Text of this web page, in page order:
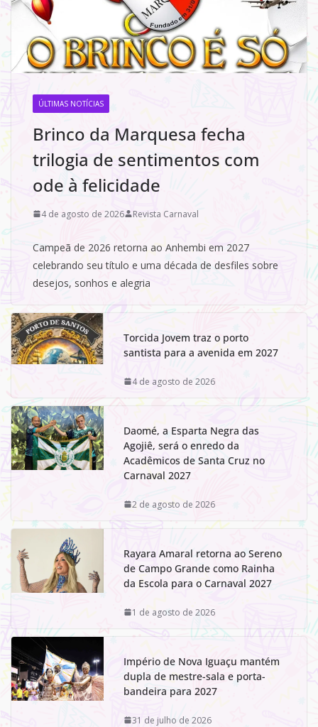
ÚLTIMAS NOTÍCIAS
Brinco da Marquesa fecha
trilogia de sentimentos com
ode à felicidade
4 de agosto de 2026 Revista Carnaval
Campeã de 2026 retorna ao Anhembi em 2027
celebrando seu título e uma década de desfiles sobre
desejos, sonhos e alegria
Torcida Jovem traz o porto
santista para a avenida em 2027
4 de agosto de 2026
Daomé, a Esparta Negra das
Agojiê, será o enredo da
Acadêmicos de Santa Cruz no
Carnaval 2027
2 de agosto de 2026
Rayara Amaral retorna ao Sereno
de Campo Grande como Rainha
da Escola para o Carnaval 2027
1 de agosto de 2026
Império de Nova Iguaçu mantém
dupla de mestre-sala e porta-
bandeira para 2027
31 de julho de 2026